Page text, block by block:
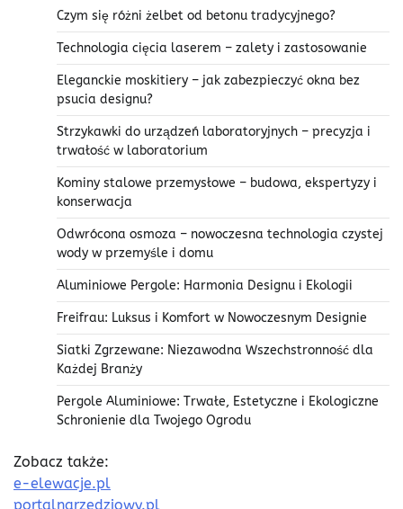
Czym się różni żelbet od betonu tradycyjnego?
Technologia cięcia laserem – zalety i zastosowanie
Eleganckie moskitiery – jak zabezpieczyć okna bez
psucia designu?
Strzykawki do urządzeń laboratoryjnych – precyzja i
trwałość w laboratorium
Kominy stalowe przemysłowe – budowa, ekspertyzy i
konserwacja
Odwrócona osmoza – nowoczesna technologia czystej
wody w przemyśle i domu
Aluminiowe Pergole: Harmonia Designu i Ekologii
Freifrau: Luksus i Komfort w Nowoczesnym Designie
Siatki Zgrzewane: Niezawodna Wszechstronność dla
Każdej Branży
Pergole Aluminiowe: Trwałe, Estetyczne i Ekologiczne
Schronienie dla Twojego Ogrodu
Zobacz także:
e-elewacje.pl
portalnarzedziowy.pl